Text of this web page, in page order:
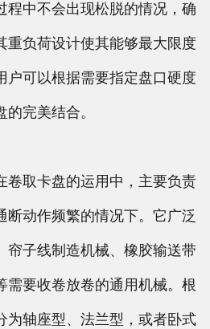
程中不会出现松脱的情况，确
重负荷设计使其能够最大限度
户可以根据需要指定盘口硬度
完美结合。
卷取卡盘的运用中，主要负责
断动作频繁的情况下。它广泛
帘子线制造机械、橡胶输送带
需要收卷放卷的通用机械。根
为轴座型、法兰型，或者卧式